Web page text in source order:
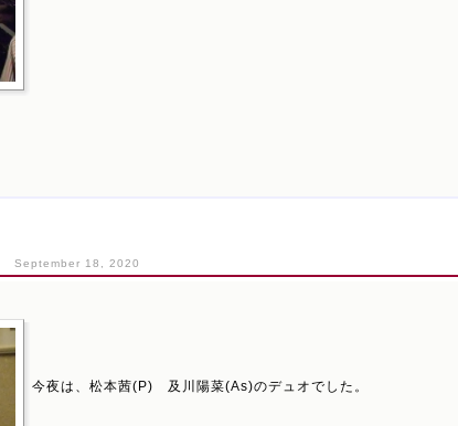
September 18, 2020
今夜は、松本茜(P) 及川陽菜(As)のデュオでした。